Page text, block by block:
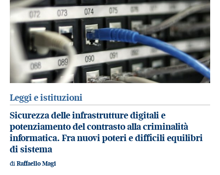
Leggi e istituzioni
Sicurezza delle infrastrutture digitali e
potenziamento del contrasto alla criminalità
informatica. Fra nuovi poteri e difficili equilibri
di sistema
di Raffaello Magi